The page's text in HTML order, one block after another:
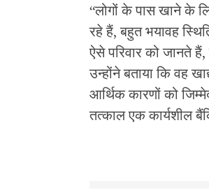
“लोगों के पास खाने के
रहे हैं, बहुत भयावह
ऐसे परिवार को जानते
उन्होंने बताया कि वह
आर्थिक कारणों को
तत्काल एक कार्यशील